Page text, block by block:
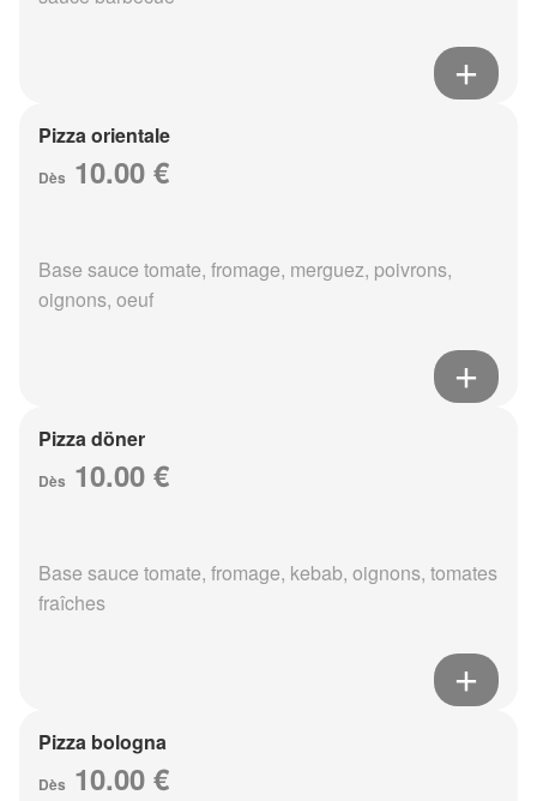
Pizza orientale
Dès 10.00 €
Base sauce tomate, fromage, merguez, poivrons,
oignons, oeuf
Pizza döner
Dès 10.00 €
Base sauce tomate, fromage, kebab, oignons, tomates
fraîches
Pizza bologna
Dès 10.00 €